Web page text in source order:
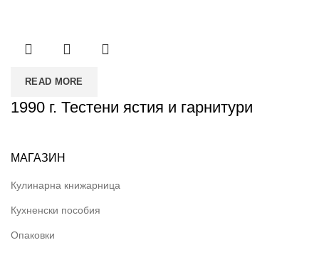
READ MORE
1990 г. Тестени ястия и гарнитури
МАГАЗИН
Кулинарна книжарница
Кухненски пособия
Опаковки